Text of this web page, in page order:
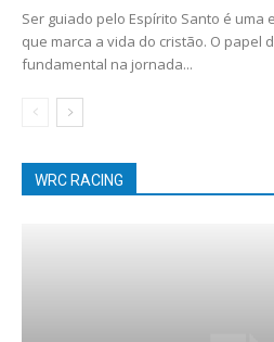
Ser guiado pelo Espírito Santo é
que marca a vida do cristão. O papel
fundamental na jornada...
WRC RACING